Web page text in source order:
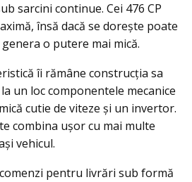
sarcini continue. Cei 476 CP
însă dacă se doreşte poate
o putere mai mică.
îi rămâne construcția sa
un loc componentele mecanice
cutie de viteze şi un invertor.
combina uşor cu mai multe
vehicul.
pentru livrări sub formă